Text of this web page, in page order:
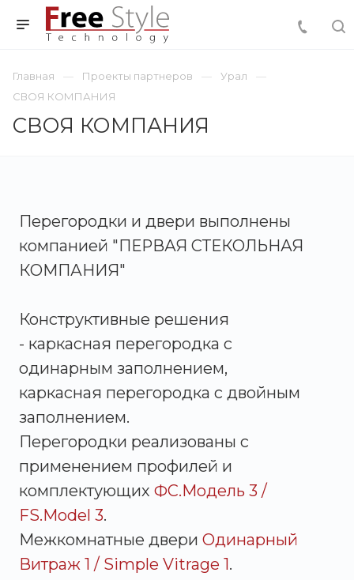
Главная Проекты партнеров
Урал
СВОЯ КОМПАНИЯ
СВОЯ КОМПАНИЯ
Перегородки и двери выполнены
компанией "ПЕРВАЯ СТЕКОЛЬНАЯ
КОМПАНИЯ"
Конструктивные решения
- каркасная перегородка с
одинарным заполнением,
каркасная перегородка с двойным
заполнением.
Перегородки реализованы с
применением профилей и
комплектующих ФС.Модель 3 /
FS.Model 3.
Межкомнатные двери Одинарный
Витраж 1 / Simple Vitrage 1.